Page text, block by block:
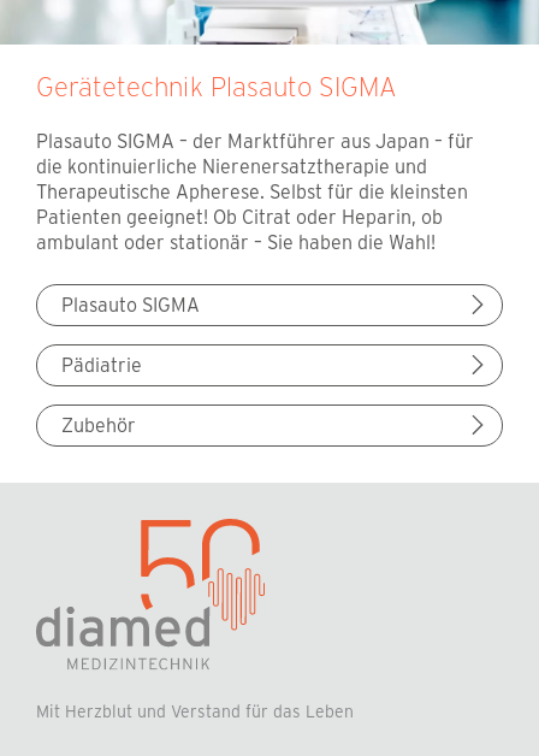
Gerätetechnik Plasauto SIGMA
Plasauto SIGMA – der Marktführer aus Japan – für
die kontinuierliche Nierenersatztherapie und
Therapeutische Apherese. Selbst für die kleinsten
Patienten geeignet! Ob Citrat oder Heparin, ob
ambulant oder stationär – Sie haben die Wahl!
Plasauto SIGMA
Pädiatrie
Zubehör
Mit Herzblut und Verstand für das Leben